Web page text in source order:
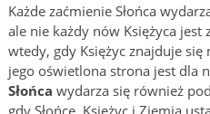
Każde zaćmienie Słońca
ale nie każdy nów Księżyca jest
wtedy, gdy Księżyc znajduje się
jego oświetlona strona jest dla
Słońca wydarza się również
gdy Słońce, Księżyc i Ziemia